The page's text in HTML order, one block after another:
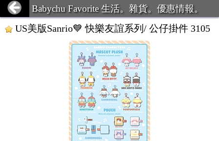
Babychu Favorite 生活。雜貨。優惠情報。
US美版Sanrio💙 快樂友誼系列/ 公仔掛件 3105